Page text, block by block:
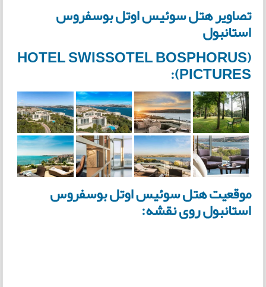
تصاویر هتل سوئیس اوتل بوسفروس
استانبول
(HOTEL SWISSOTEL BOSPHORUS
PICTURES):
موقعیت هتل سوئیس اوتل بوسفروس
استانبول روی نقشه: